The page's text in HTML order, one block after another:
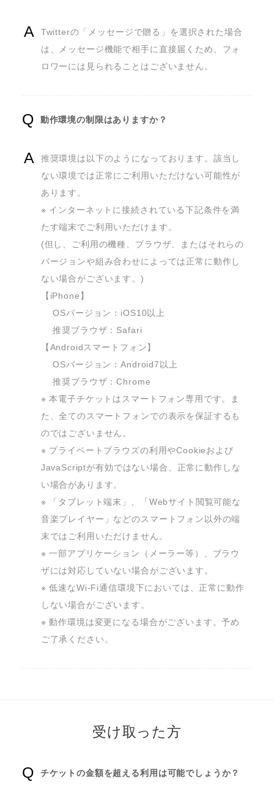
Twitterの「メッセージで贈る」を選択された場合
は、メッセージ機能で相手に直接届くため、フォ
ロワーには見られることはございません。
動作環境の制限はありますか？
推奨環境は以下のようになっております。該当し
ない環境では正常にご利用いただけない可能性が
あります。
※ インターネットに接続されている下記条件を満
たす端末でご利用いただけます。
(但し、ご利用の機種、ブラウザ、またはそれらの
バージョンや組み合わせによっては正常に動作し
ない場合がございます。)
【iPhone】
【Androidスマートフォン】
※ 本電子チケットはスマートフォン専用です。ま
た、全てのスマートフォンでの表示を保証するも
のではございません。
※ プライベートブラウズの利用やCookieおよび
JavaScriptが有効ではない場合、正常に動作しな
い場合があります。
※ 「タブレット端末」、「Webサイト閲覧可能な
音楽プレイヤー」などのスマートフォン以外の端
末ではご利用いただけません。
※ 一部アプリケーション（メーラー等）、ブラウ
ザには対応していない場合がございます。
※ 低速なWi-Fi通信環境下においては、正常に動作
しない場合がございます。
※ 動作環境は変更になる場合がございます。予め
ご了承ください。
受け取った方
チケットの金額を超える利用は可能でしょうか？